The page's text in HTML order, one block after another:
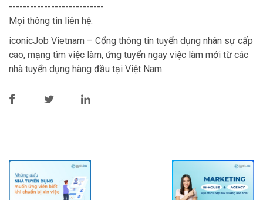
---------------------------
Mọi thông tin liên hệ:
iconicJob Vietnam – Cổng thông tin tuyển dụng nhân sự cấp
cao, mạng tìm việc làm, ứng tuyển ngay việc làm mới từ các
nhà tuyển dụng hàng đầu tại Việt Nam.